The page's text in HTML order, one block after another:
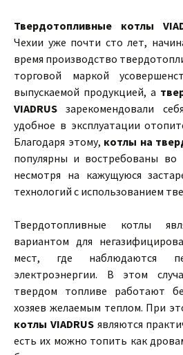
Твердотопливные котлы
Чехии уже почти сто лет,
время производство
торговой маркой
выпускаемой продукцией, а
VIADRUS зарекомендовали
удобное в эксплуатации
Благодаря этому, котлы на
популярны и востребованы во
несмотря на кажущуюся
технологий с использованием
Твердотопливные котлы
вариантом для
мест, где наблюдаются
электроэнергии. В этом
твердом топливе работают
хозяев желаемым теплом. При
котлы VIADRUSявляются
есть их можно топить как